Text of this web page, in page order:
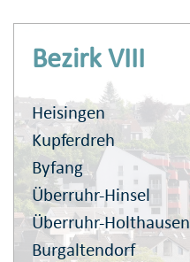
Bezirk VIII
Heisingen
Kupferdreh
Byfang
Überruhr-Hinsel
Überruhr-Holthausen
Burgaltendorf